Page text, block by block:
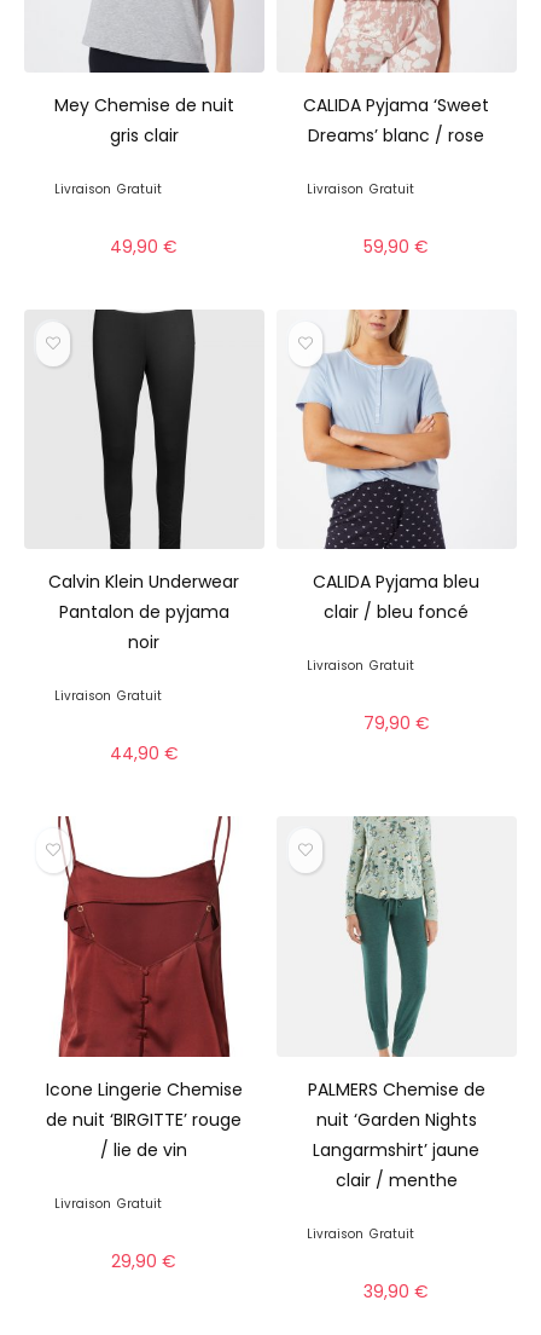
Mey Chemise de nuit
gris clair
Livraison Gratuit
49,90€
CALIDA Pyjama ‘Sweet
Dreams’ blanc / rose
Livraison Gratuit
59,90€
Calvin Klein Underwear
Pantalon de pyjama
noir
Livraison Gratuit
44,90 €
CALIDA Pyjama bleu
clair / bleu foncé
Livraison Gratuit
79,90 €
Icone Lingerie Chemise
de nuit ‘BIRGITTE’ rouge
/ lie de vin
Livraison Gratuit
29,90€
PALMERS Chemise de
nuit ‘Garden Nights
Langarmshirt’ jaune
clair / menthe
Livraison Gratuit
39,90€